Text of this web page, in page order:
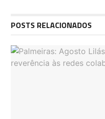
POSTS RELACIONADOS